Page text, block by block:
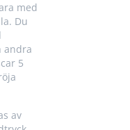
med
Du
andra
5
av